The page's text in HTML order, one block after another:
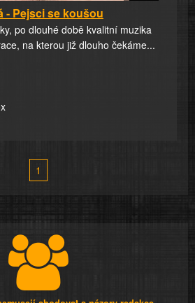
- Pejsci se koušou
po dlouhé době kvalitní muzika
na kterou již dlouho čekáme...
1